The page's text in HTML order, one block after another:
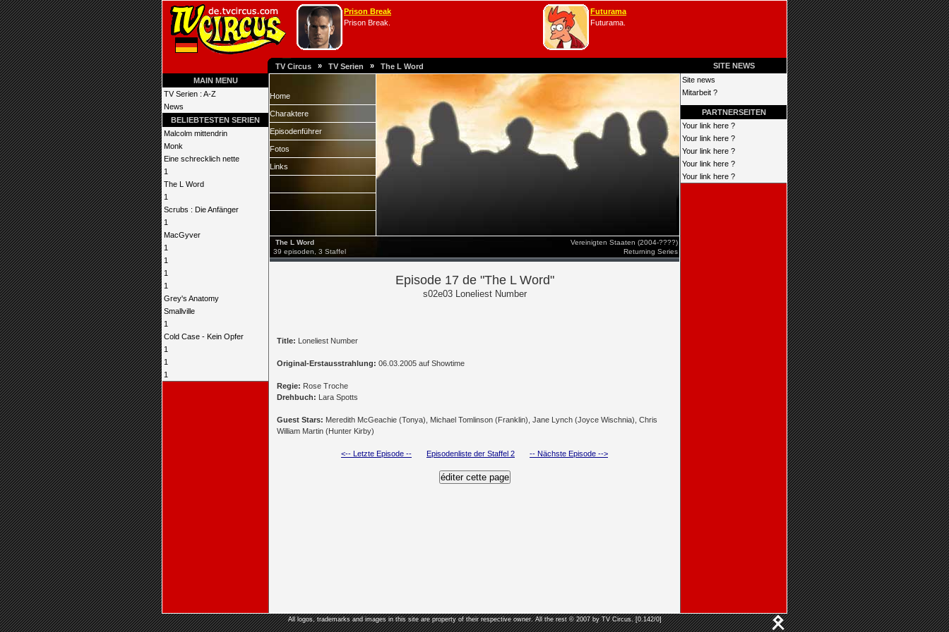
Prison Break
Prison Break.
Futurama
Futurama.
TV Circus » TV Serien » The L Word
SITE NEWS
MAIN MENU
TV Serien : A-Z
News
BELIEBTESTEN SERIEN
Malcolm mittendrin
Monk
Eine schrecklich nette
1
The L Word
1
Scrubs : Die Anfänger
1
MacGyver
1
1
1
1
Grey's Anatomy
Smallville
1
Cold Case - Kein Opfer
1
1
1
Home
Charaktere
Episodenführer
Fotos
Links
The L Word
39 episoden, 3 Staffel
Vereinigten Staaten (2004-????)
Returning Series
Episode 17 de "The L Word"
s02e03 Loneliest Number
Title: Loneliest Number
Original-Erstausstrahlung: 06.03.2005 auf Showtime
Regie: Rose Troche
Drehbuch: Lara Spotts
Guest Stars: Meredith McGeachie (Tonya), Michael Tomlinson (Franklin), Jane Lynch (Joyce Wischnia), Chris
William Martin (Hunter Kirby)
<-- Letzte Episode -- Episodenliste der Staffel 2 -- Nächste Episode -->
Site news
Mitarbeit ?
PARTNERSEITEN
Your link here ?
Your link here ?
Your link here ?
Your link here ?
Your link here ?
All logos, trademarks and images in this site are property of their respective owner. All the rest © 2007 by TV Circus. [0.142/0]